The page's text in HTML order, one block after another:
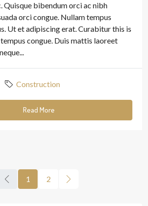
Quisque bibendum orci ac nibh
orci congue. Nullam tempus
Ut et adipiscing erat. Curabitur this is
congue. Duis mattis laoreet
Construction
Read More
1 2